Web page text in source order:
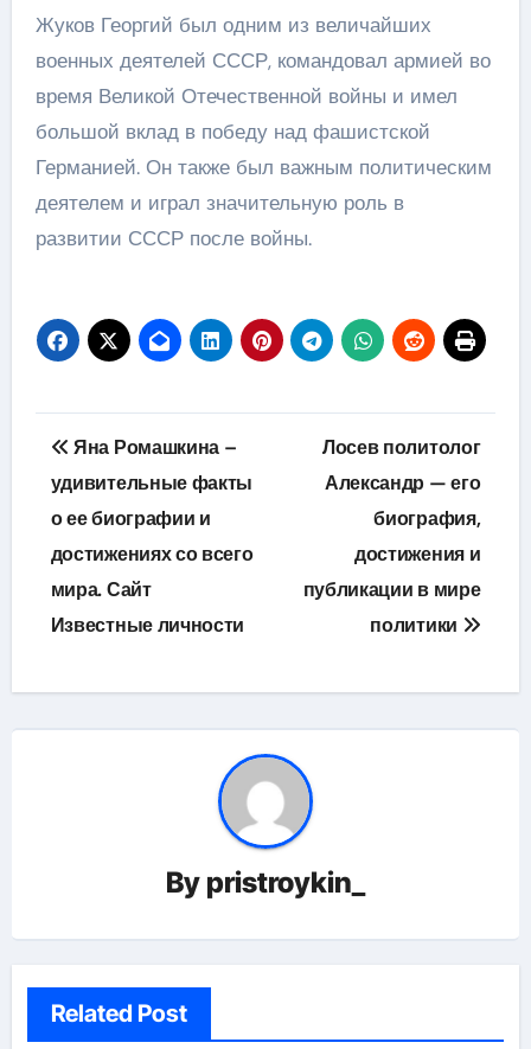
Жуков Георгий был одним из величайших
военных деятелей СССР, командовал армией во
время Великой Отечественной войны и имел
большой вклад в победу над фашистской
Германией. Он также был важным политическим
деятелем и играл значительную роль в
развитии СССР после войны.
Навигация
по
записям
Яна Ромашкина –
удивительные факты
о ее биографии и
достижениях со всего
мира. Сайт
Известные личности
Лосев политолог
Александр — его
биография,
достижения и
публикации в мире
политики
By pristroykin_
Related Post